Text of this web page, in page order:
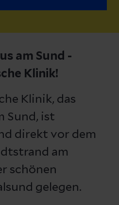
am Sund -
Klinik!
Klinik, das
Sund, ist
direkt vor dem
am
schönen
gelegen.